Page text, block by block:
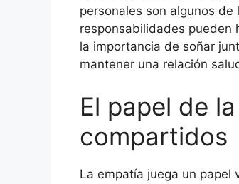
personales son algunos
responsabilidades pueden
la importancia de soñar
mantener una relación
El papel de
compartidos
La empatía juega un papel